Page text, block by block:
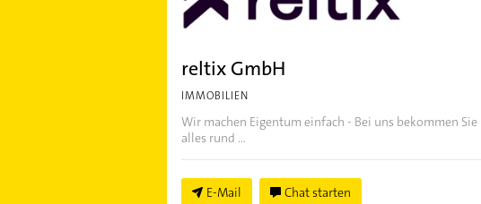
reltix GmbH
IMMOBILIEN
Wir machen Eigentum einfach - Bei uns bekommen
alles rund ...
E-Mail Chat starten